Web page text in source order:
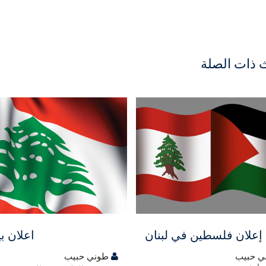
ذات الصلة
إعلان فلسطين في لبنان
حبيب
مجاني
اعلان
طوني حبيب